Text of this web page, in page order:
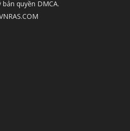
quyền DMCA.